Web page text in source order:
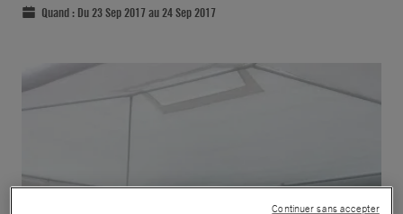
Quand : Du 23 Sep 2017 au 24 Sep 2017
Continuer sans accepter